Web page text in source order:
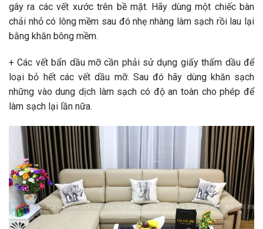
gây ra các vết xước trên bề mặt. Hãy dùng một chiếc bàn
chải nhỏ có lông mềm sau đó nhẹ nhàng làm sạch rồi lau lại
bằng khăn bông mềm.
+ Các vết bẩn dầu mỡ cần phải sử dụng giấy thấm dầu để
loại bỏ hết các vết dầu mỡ. Sau đó hãy dùng khăn sạch
những vào dung dịch làm sạch có độ an toàn cho phép để
làm sạch lại lần nữa.